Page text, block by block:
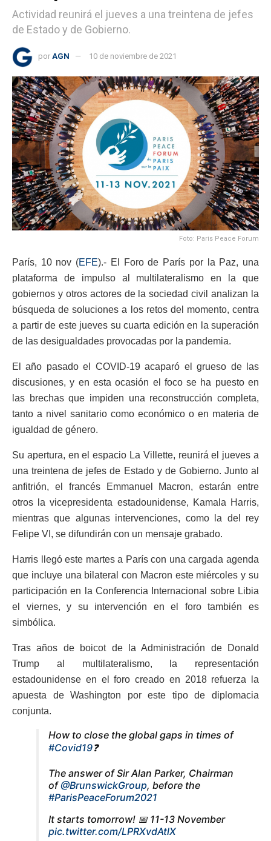
Actividad reunirá el jueves a una treintena de jefes
de Estado y de Gobierno.
por AGN 10 de noviembre de 2021
Foto: Paris Peace Forum
París, 10 nov (EFE).- El Foro de París por la Paz, una
plataforma de impulso al multilateralismo en la que
gobiernos y otros actores de la sociedad civil analizan la
búsqueda de soluciones a los retos del momento, centra
a partir de este jueves su cuarta edición en la superación
de las desigualdades provocadas por la pandemia.
El año pasado el COVID-19 acaparó el grueso de las
discusiones, y en esta ocasión el foco se ha puesto en
las brechas que impiden una reconstrucción completa,
tanto a nivel sanitario como económico o en materia de
igualdad de género.
Su apertura, en el espacio La Villette, reunirá el jueves a
una treintena de jefes de Estado y de Gobierno. Junto al
anfitrión, el francés Emmanuel Macron, estarán entre
otros la vicepresidenta estadounidense, Kamala Harris,
mientras que algunas intervenciones, como la del rey
Felipe VI, se difundirán con un mensaje grabado.
Harris llegó este martes a París con una cargada agenda
que incluye una bilateral con Macron este miércoles y su
participación en la Conferencia Internacional sobre Libia
el viernes, y su intervención en el foro también es
simbólica.
Tras años de boicot de la Administración de Donald
Trump al multilateralismo, la representación
estadounidense en el foro creado en 2018 refuerza la
apuesta de Washington por este tipo de diplomacia
conjunta.
How to close the global gaps in times of
#Covid19❓
The answer of Sir Alan Parker, Chairman
of@BrunswickGroup, before the
#ParisPeaceForum2021
It starts tomorrow! 📅 11-13 November
pic.twitter.com/LPRXvdAtlX